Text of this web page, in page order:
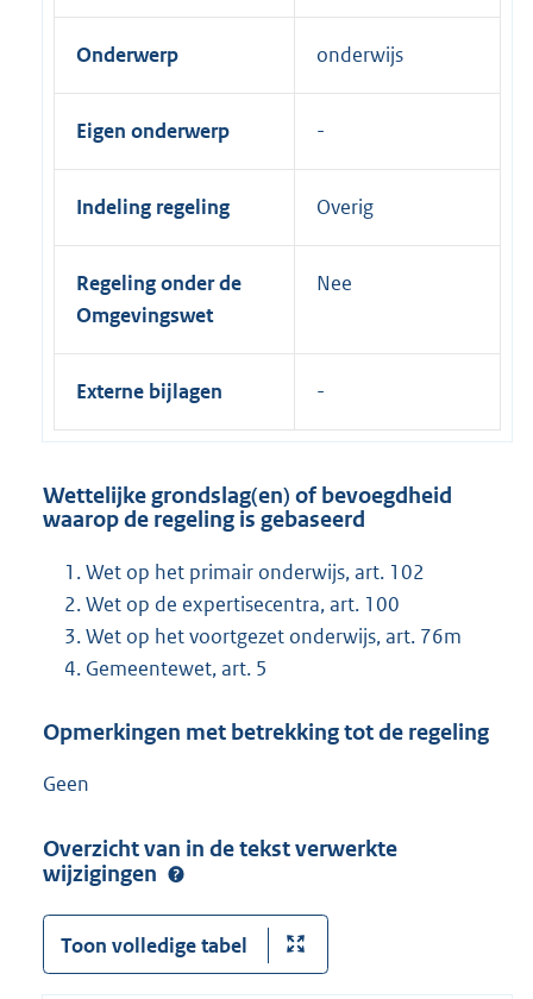
Onderwerp onderwijs
Eigen onderwerp
Indeling regeling Overig
Regeling onder de
Omgevingswet
Nee
Externe bijlagen
Wettelijke grondslag(en) of bevoegdheid
waarop de regeling is gebaseerd
Wet op het primair onderwijs, art. 102
Wet op de expertisecentra, art. 100
Wet op het voortgezet onderwijs, art. 76m
Gemeentewet, art. 5
Opmerkingen met betrekking tot de regeling
Geen
Overzicht van in de tekst verwerkte
wijzigingen
Toon volledige tabel